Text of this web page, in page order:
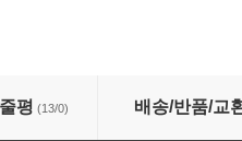
5급 고졸채용 통합기본
평 (13/0) 배송/반품/교